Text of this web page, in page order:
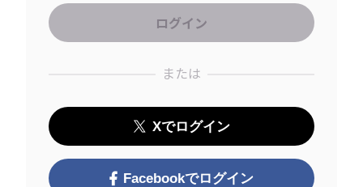
または
Xでログイン
Facebookでログイン